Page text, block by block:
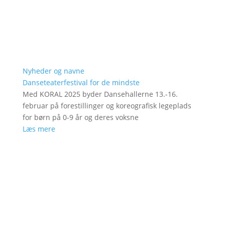
Nyheder og navne
Danseteaterfestival for de mindste
Med KORAL 2025 byder Dansehallerne 13.-16.
februar på forestillinger og koreografisk legeplads
for børn på 0-9 år og deres voksne
Læs mere